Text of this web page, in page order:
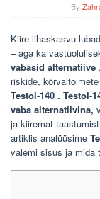
By
Kiire lihaskasvu
– aga ka
vabasid alternatiive
riskide,
Testol-140 . Testol-
vaba alternatiivina,
ja kiiremat
artiklis analüüsime
valemi sisus ja mida